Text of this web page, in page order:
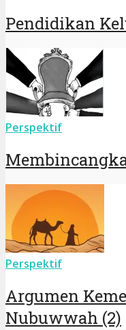
Pendidikan
Perspektif
Perspektif
Argumen
Nubuwwah (2)